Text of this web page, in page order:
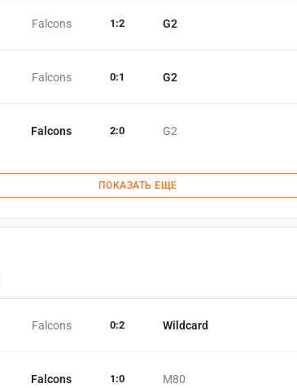
Falcons G2
1 :2
Falcons G2
0:1
Falcons G2
2:0
ПОКАЗАТЬ ЕЩЕ
Falcons Wildcard
0:2
Falcons M80
1 :0